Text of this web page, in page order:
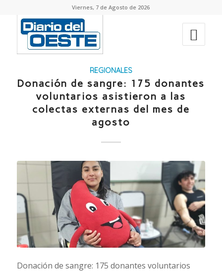
Viernes, 7 de Agosto de 2026
REGIONALES
Donación de sangre: 175 donantes
voluntarios asistieron a las
colectas externas del mes de
agosto
Donación de sangre: 175 donantes voluntarios